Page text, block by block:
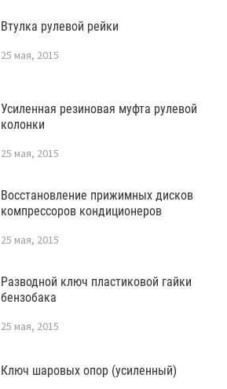
Втулка рулевой рейки
25 мая, 2015
Усиленная резиновая муфта рулевой
колонки
25 мая, 2015
Восстановление прижимных дисков
компрессоров кондиционеров
25 мая, 2015
Разводной ключ пластиковой гайки
бензобака
25 мая, 2015
Ключ шаровых опор (усиленный)